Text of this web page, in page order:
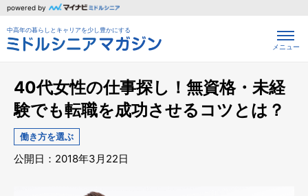
powered by
中高年の暮らしとキャリアを少し豊かにする
メニュー
40代女性の仕事探し！無資格・未経
験でも転職を成功させるコツとは？
働き方を選ぶ
公開日：2018年3月22日